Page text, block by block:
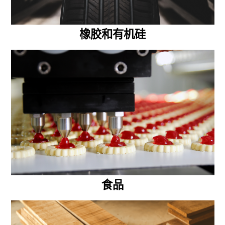
橡胶和有机硅
食品